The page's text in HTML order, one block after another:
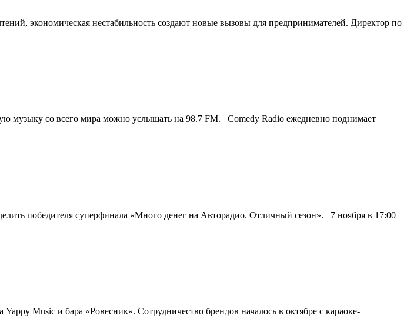
экономическая нестабильность создают новые вызовы для предпринимателей. Директор по
музыку со всего мира можно услышать на 98.7 FM. Comedy Radio ежедневно поднимает
победителя суперфинала «Много денег на Авторадио. Отличный сезон». 7 ноября в 17:00
Music и бара «Ровесник». Сотрудничество брендов началось в октябре с караоке-